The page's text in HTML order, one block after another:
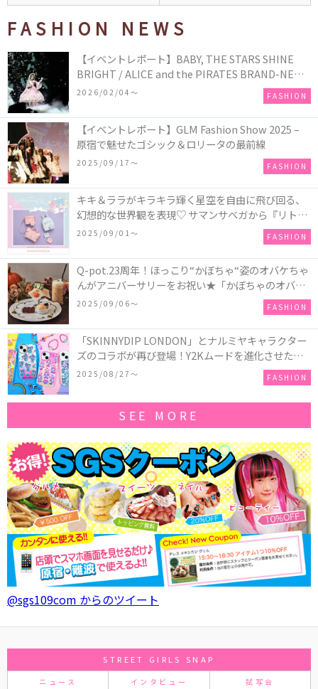
FASHION NEWS
【イベントレポート】BABY, THE STARS SHINE
BRIGHT / ALICE and the PIRATES BRAND-NEW
COLLECTION in TOKYO
2026/02/04〜 FASHION
【イベントレポート】GLM Fashion Show 2025 –
原宿で魅せたゴシック＆ロリータの最前線
2025/09/17〜 FASHION
キキ＆ララがキラキラ輝く星空を自由に飛び回る、
幻想的な世界観を表現♡ サマンサベガから『リトル
ツインスターズ』50周年アニバーサリーイヤー』を
2025/09/01〜 FASHION
Q-pot.23周年！ほっこり“かぼちゃ“姿のオバケちゃ
んがアニバーサリーをお祝い★「かぼちゃのオバケ
ーキアクセサリー」が新発売！Q-pot CAFE.では
「かぼちゃのオバケーキプレート」も登場
2025/09/06〜 FASHION
「SKINNYDIP LONDON」とナルミヤキャラクター
ズのコラボが再び登場！Y2Kムードを進化させた新
作コレクションを発売♪
2025/08/27〜 FASHION
SEE MORE
@sgs109com からのツイート
STREET GIRLS SNAP
ニュース インタビュー 試写会